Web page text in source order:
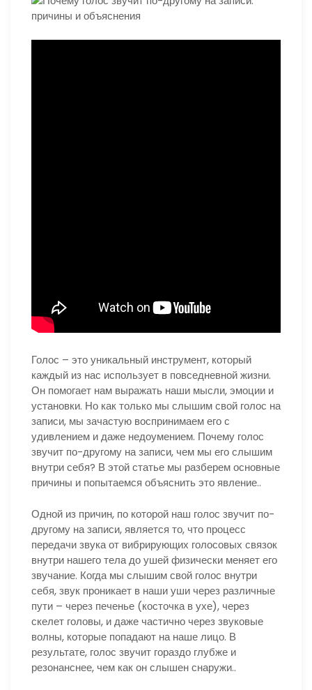
Голос – это уникальный инструмент, который
каждый из нас использует в повседневной жизни.
Он помогает нам выражать наши мысли, эмоции и
установки. Но как только мы слышим свой голос на
записи, мы зачастую воспринимаем его с
удивлением и даже недоумением. Почему голос
звучит по-другому на записи, чем мы его слышим
внутри себя? В этой статье мы разберем основные
причины и попытаемся объяснить это явление..
Одной из причин, по которой наш голос звучит по-
другому на записи, является то, что процесс
передачи звука от вибрирующих голосовых связок
внутри нашего тела до ушей физически меняет его
звучание. Когда мы слышим свой голос внутри
себя, звук проникает в наши уши через различные
пути – через печенье (косточка в ухе), через
скелет головы, и даже частично через звуковые
волны, которые попадают на наше лицо. В
результате, голос звучит гораздо глубже и
резонанснее, чем как он слышен снаружи..